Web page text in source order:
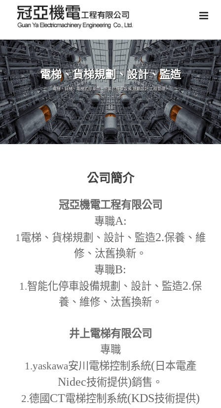
電梯、貨梯規劃、設計、監造
電梯、貨梯、電梯式停車塔、智能化停車設備,規劃設計,工程管理。
公司簡介
冠亞機電工程有限公司
專職A:
1電梯、貨梯規劃、設計、監造2.保養、維
修、汰舊換新。
專職B:
1.智能化停車設備規劃、設計、監造2.保
養、維修、汰舊換新。
井上電梯有限公司
專職
1.yaskawa安川電梯控制系統( 日本電產
Nidec技術提供)銷售。
2.德國 CT電梯控制系統(KDS技術提供)